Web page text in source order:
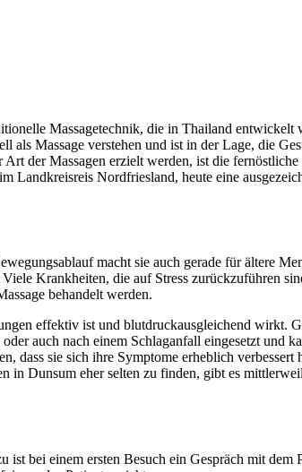
Massagetechnik, die in Thailand entwickelt
Massage verstehen und ist in der Lage, die
der Massagen erzielt werden, ist die
Landkreisreis Nordfriesland, heute eine
macht sie auch gerade für ältere
Krankheiten, die auf Stress zurückzuführen
behandelt werden.
effektiv ist und blutdruckausgleichend wirkt.
auch nach einem Schlaganfall eingesetzt und
dass sie sich ihre Symptome erheblich verbessert
in Dunsum eher selten zu finden, gibt es
bei einem ersten Besuch ein Gespräch mit dem